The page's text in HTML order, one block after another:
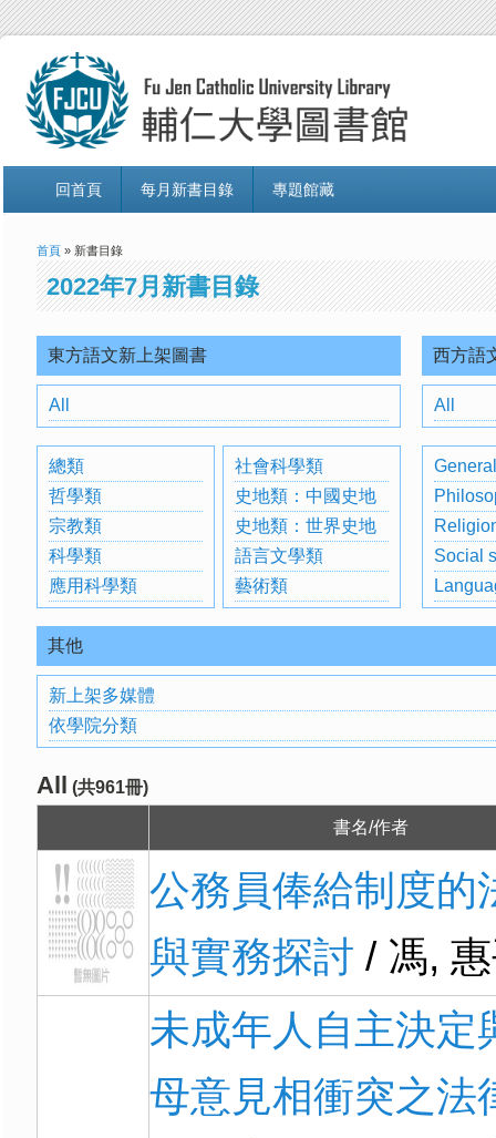
回首頁 每月新書目錄 專題館藏
首頁 » 新書目錄
2022年7月新書目錄
東方語文新上架圖書
All
總類
哲學類
宗教類
科學類
應用科學類
社會科學類
史地類：中國史地
史地類：世界史地
語言文學類
藝術類
西方語
All
Social
其他
新上架多媒體
依學院分類
All (共961冊)
書名/作者
公務員俸給制度的
與實務探討 / 馮,
未成年人自主決定
母意見相衝突之法